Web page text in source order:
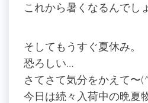
これから暑くなるんでし
そしてもうすぐ夏休み。
恐ろしい…
さてさて気分をかえて〜
今日は続々入荷中の晩夏